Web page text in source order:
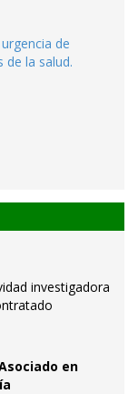
de
de la salud.
investigadora
en